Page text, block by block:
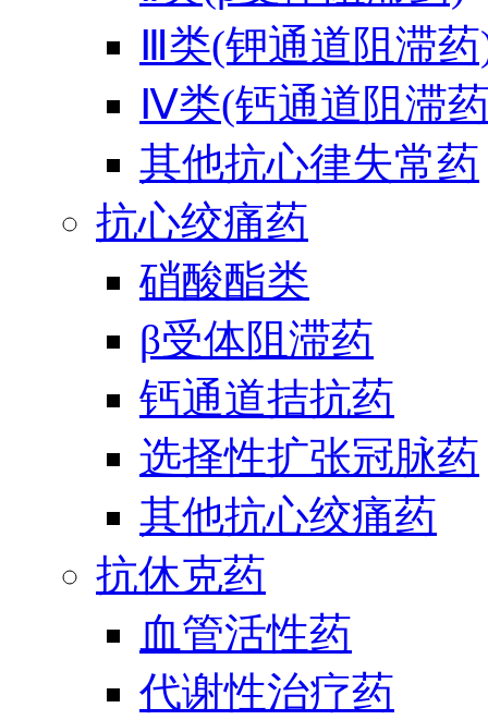
Ⅲ类(钾通道阻滞
Ⅳ类(钙通道阻滞
其他抗心律失常药
抗心绞痛药
硝酸酯类
β受体阻滞药
钙通道拮抗药
选择性扩张冠脉药
其他抗心绞痛药
抗休克药
血管活性药
代谢性治疗药